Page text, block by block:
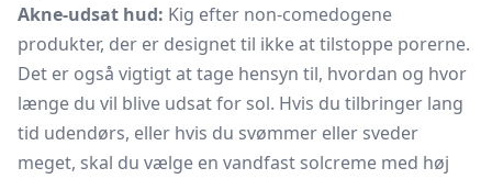
Akne-udsat hud: Kig efter non-comedogene
produkter, der er designet til ikke at tilstoppe porerne.
Det er også vigtigt at tage hensyn til, hvordan og hvor
længe du vil blive udsat for sol. Hvis du tilbringer lang
tid udendørs, eller hvis du svømmer eller sveder
meget, skal du vælge en vandfast solcreme med høj